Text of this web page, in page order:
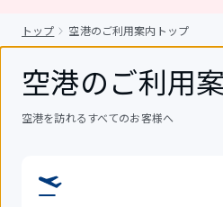
トップ 空港のご利用案内トップ
空港のご利用
空港を訪れるすべてのお客様へ